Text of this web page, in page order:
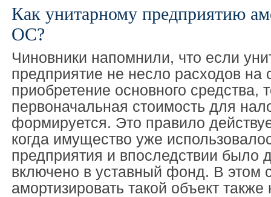
Как унитарному предприятию
ОС?
Чиновники напомнили, что если
предприятие не несло расходов на
приобретение основного средства,
первоначальная стоимость для
формируется. Это правило
когда имущество уже
предприятия и впоследствии было
включено в уставный фонд. В этом
амортизировать такой объект также